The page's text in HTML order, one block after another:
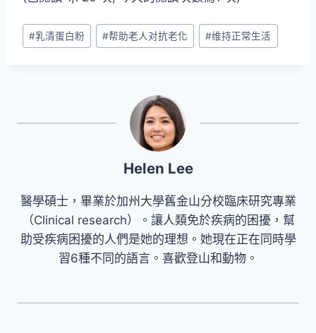
Post
Tags:
#乳清蛋白粉 #帮助老人对抗老化 #维持正常生活
Helen Lee
醫學碩士，畢業於加州大學舊金山分校臨床研究專業
（Clinical research）。讓人類免於疾病的困擾，幫
助受疾病困擾的人們是她的理想。她現在正在同時學
習6種不同的語言。喜歡登山和動物。